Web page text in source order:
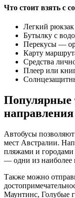
Что стоит взять с
Легкий
Бутылку с
Перекусы —
Карту
Средства
Плеер или
Популярные
направления
Автобусы
мест Австралии.
пляжами и
— одни из наиболее
Также можно
Маунтинс, Голубые